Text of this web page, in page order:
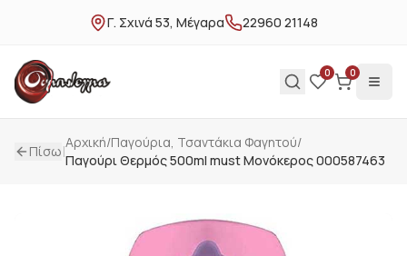
Γ. Σχινά 53, Μέγαρα 22960 21148
0 0
Πίσω|Αρχική/Παγούρια, Τσαντάκια Φαγητού/
Παγούρι Θερμός 500ml must Μονόκερος 000587463